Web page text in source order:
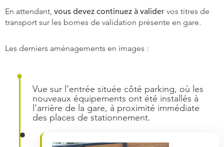
En attendant, vous devez continuez à valider vos titres de
transport sur les bornes de validation présente en gare.
Les derniers aménagements en images :
Vue sur l’entrée située côté parking, où les
nouveaux équipements ont été installés à
l’arrière de la gare, à proximité immédiate
des places de stationnement.